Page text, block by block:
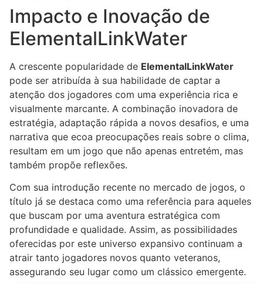
Impacto e Inovação de
ElementalLinkWater
A crescente popularidade de ElementalLinkWater
pode ser atribuída à sua habilidade de captar a
atenção dos jogadores com uma experiência rica e
visualmente marcante. A combinação inovadora de
estratégia, adaptação rápida a novos desafios, e uma
narrativa que ecoa preocupações reais sobre o clima,
resultam em um jogo que não apenas entretém, mas
também propõe reflexões.
Com sua introdução recente no mercado de jogos, o
título já se destaca como uma referência para aqueles
que buscam por uma aventura estratégica com
profundidade e qualidade. Assim, as possibilidades
oferecidas por este universo expansivo continuam a
atrair tanto jogadores novos quanto veteranos,
assegurando seu lugar como um clássico emergente.